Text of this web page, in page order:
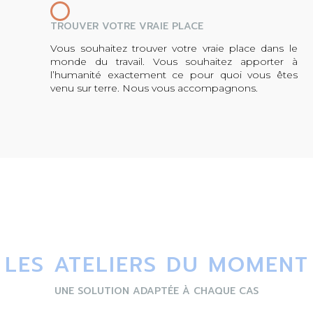
TROUVER VOTRE VRAIE PLACE
Vous souhaitez trouver votre vraie place dans le
monde du travail. Vous souhaitez apporter à
l’humanité exactement ce pour quoi vous êtes
venu sur terre. Nous vous accompagnons.
LES ATELIERS DU MOMENT
UNE SOLUTION ADAPTÉE À CHAQUE CAS